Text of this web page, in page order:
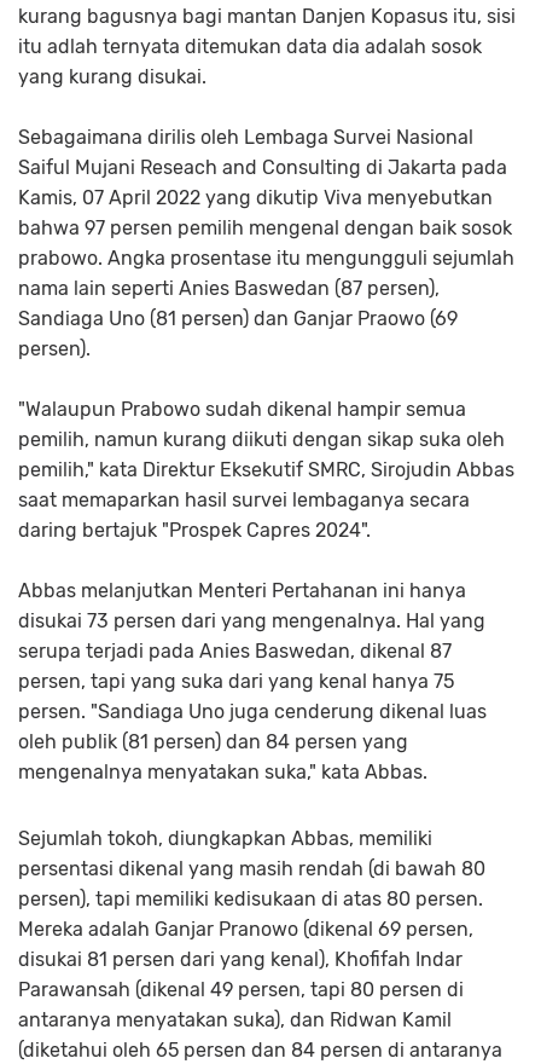
kurang bagusnya bagi mantan Danjen Kopasus itu, sisi
itu adlah ternyata ditemukan data dia adalah sosok
yang kurang disukai.
Sebagaimana dirilis oleh Lembaga Survei Nasional
Saiful Mujani Reseach and Consulting di Jakarta pada
Kamis, 07 April 2022 yang dikutip Viva menyebutkan
bahwa 97 persen pemilih mengenal dengan baik sosok
prabowo. Angka prosentase itu mengungguli sejumlah
nama lain seperti Anies Baswedan (87 persen),
Sandiaga Uno (81 persen) dan Ganjar Praowo (69
persen).
"Walaupun Prabowo sudah dikenal hampir semua
pemilih, namun kurang diikuti dengan sikap suka oleh
pemilih," kata Direktur Eksekutif SMRC, Sirojudin Abbas
saat memaparkan hasil survei lembaganya secara
daring bertajuk "Prospek Capres 2024".
Abbas melanjutkan Menteri Pertahanan ini hanya
disukai 73 persen dari yang mengenalnya. Hal yang
serupa terjadi pada Anies Baswedan, dikenal 87
persen, tapi yang suka dari yang kenal hanya 75
persen. "Sandiaga Uno juga cenderung dikenal luas
oleh publik (81 persen) dan 84 persen yang
mengenalnya menyatakan suka," kata Abbas.
Sejumlah tokoh, diungkapkan Abbas, memiliki
persentasi dikenal yang masih rendah (di bawah 80
persen), tapi memiliki kedisukaan di atas 80 persen.
Mereka adalah Ganjar Pranowo (dikenal 69 persen,
disukai 81 persen dari yang kenal), Khofifah Indar
Parawansah (dikenal 49 persen, tapi 80 persen di
antaranya menyatakan suka), dan Ridwan Kamil
(diketahui oleh 65 persen dan 84 persen di antaranya